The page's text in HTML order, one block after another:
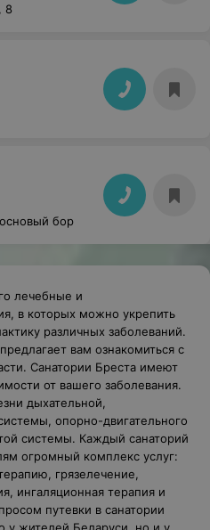
8
бор
лечебные и
в которых можно укрепить
различных заболеваний.
вам ознакомиться с
Санатории Бреста имеют
от вашего заболевания.
дыхательной,
опорно-двигательного
системы. Каждый санаторий
огромный комплекс услуг:
грязелечение,
ингаляционная терапия и
путевки в санатории